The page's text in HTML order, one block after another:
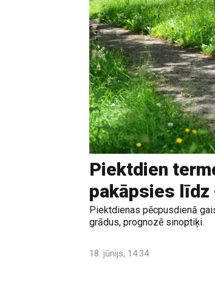
Piektdien
pakāpsies līdz
Piektdienas pēcpusdienā
grādus, prognozē sinoptiķi.
18. jūnijs, 14:34